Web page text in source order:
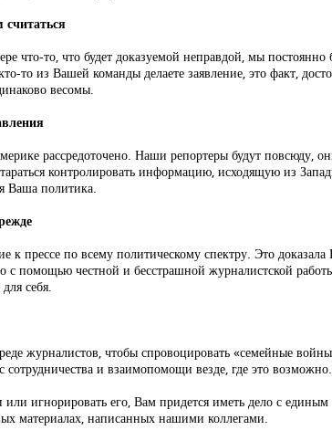
то, что будет доказуемой неправдой, мы
из Вашей команды делаете заявление, это факт,
весомы.
рассредоточено. Наши репортеры будут повсюду,
контролировать информацию, исходящую из
Ваша политика.
прессе по всему политическому спектру. Это
помощью честной и бесстрашной журналистской
себя.
журналистов, чтобы спровоцировать «семейные
сотрудничества и взаимопомощи везде, где это возможно.
игнорировать его, Вам придется иметь дело с
материалах, написанных нашими коллегами.